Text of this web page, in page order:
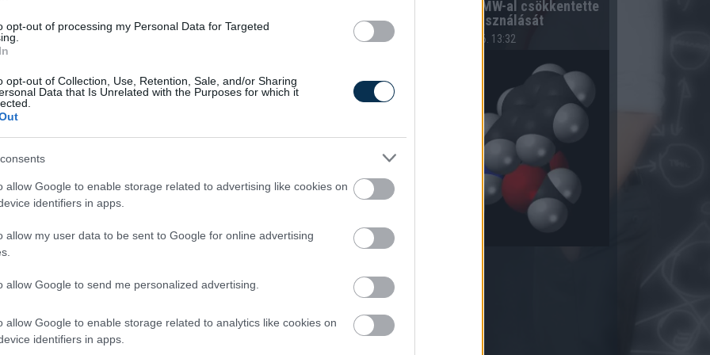
opt-out of processing my Personal Data for Targeted
opt-out of Collection, Use, Retention, Sale, and/or Sharing
Data that Is Unrelated with the Purposes for which it
allow Google to enable storage related to advertising like cookies on
identifiers in apps.
allow my user data to be sent to Google for online advertising
allow Google to send me personalized advertising.
allow Google to enable storage related to analytics like cookies on
identifiers in apps.
kezelésére. Ugyanakkor
feltétlenül érinti a biztosítási
hogy pénzügyi védőháló nélkül
ezért ilyenkor általában megnő az
– véli Dinsdale Julianna, az UNIQA
tapasztalható nyitottság a
akik eleve nagyobb arányban vesznek
korosztály is az átlagnál élénkebben
termékek iránt.
A hazai vegyipar 200 MW-al csökkentette
energiafelhasználását
2026.08.06. 13:32